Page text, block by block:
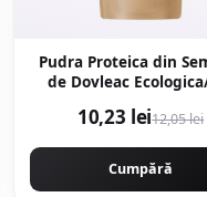
Pudra Proteica din
de Dovleac
10,23 lei12,05 lei
Cumpără